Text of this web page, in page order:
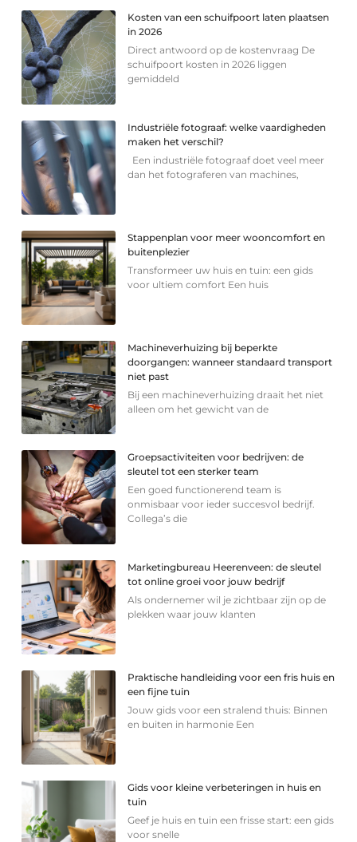
Kosten van een schuifpoort laten plaatsen
in 2026
Direct antwoord op de kostenvraag De
schuifpoort kosten in 2026 liggen
gemiddeld
Industriële fotograaf: welke vaardigheden
maken het verschil?
Een industriële fotograaf doet veel meer
dan het fotograferen van machines,
Stappenplan voor meer wooncomfort en
buitenplezier
Transformeer uw huis en tuin: een gids
voor ultiem comfort Een huis
Machineverhuizing bij beperkte
doorgangen: wanneer standaard transport
niet past
Bij een machineverhuizing draait het niet
alleen om het gewicht van de
Groepsactiviteiten voor bedrijven: de
sleutel tot een sterker team
Een goed functionerend team is
onmisbaar voor ieder succesvol bedrijf.
Collega’s die
Marketingbureau Heerenveen: de sleutel
tot online groei voor jouw bedrijf
Als ondernemer wil je zichtbaar zijn op de
plekken waar jouw klanten
Praktische handleiding voor een fris huis en
een fijne tuin
Jouw gids voor een stralend thuis: Binnen
en buiten in harmonie Een
Gids voor kleine verbeteringen in huis en
tuin
Geef je huis en tuin een frisse start: een gids
voor snelle